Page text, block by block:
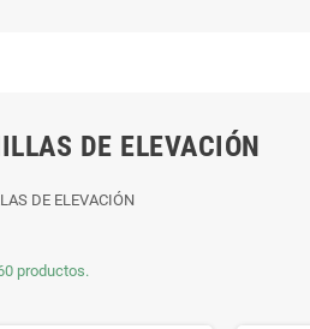
DE ELEVACIÓN
DE ELEVACIÓN
productos.